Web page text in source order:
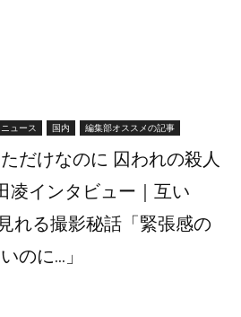
ニュース 国内 編集部オススメの記事
だけなのに 囚われの殺人
凌インタビュー｜互い
れる撮影秘話「緊張感の
のに…」